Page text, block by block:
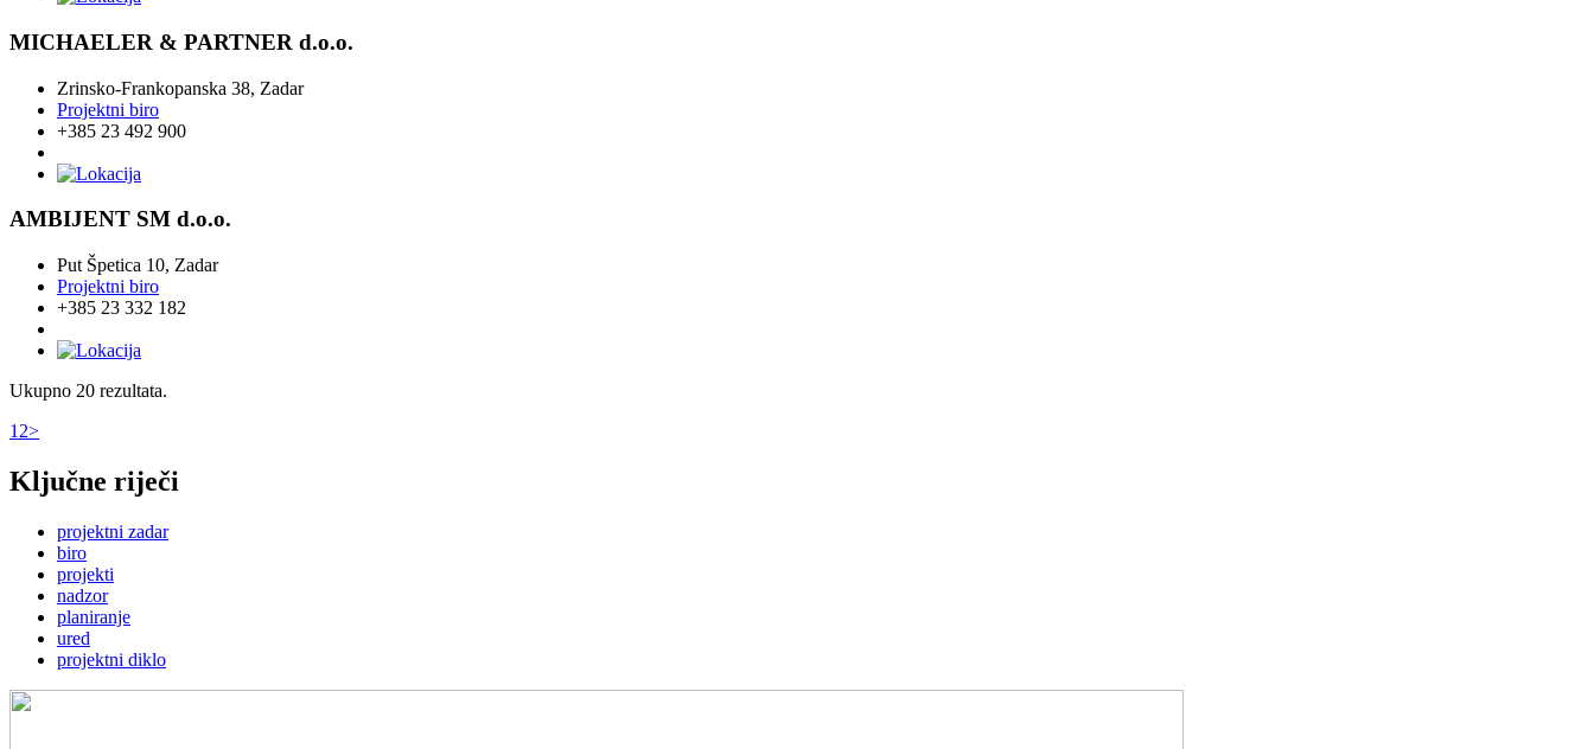
MICHAELER & PARTNER d.o.o.
Zrinsko-Frankopanska 38, Zadar
Projektni biro
+385 23 492 900
AMBIJENT SM d.o.o.
Put Špetica 10, Zadar
Projektni biro
+385 23 332 182
Ukupno 20 rezultata.
1 2>
Ključne riječi
projektni zadar
biro
projekti
nadzor
planiranje
ured
projektni diklo